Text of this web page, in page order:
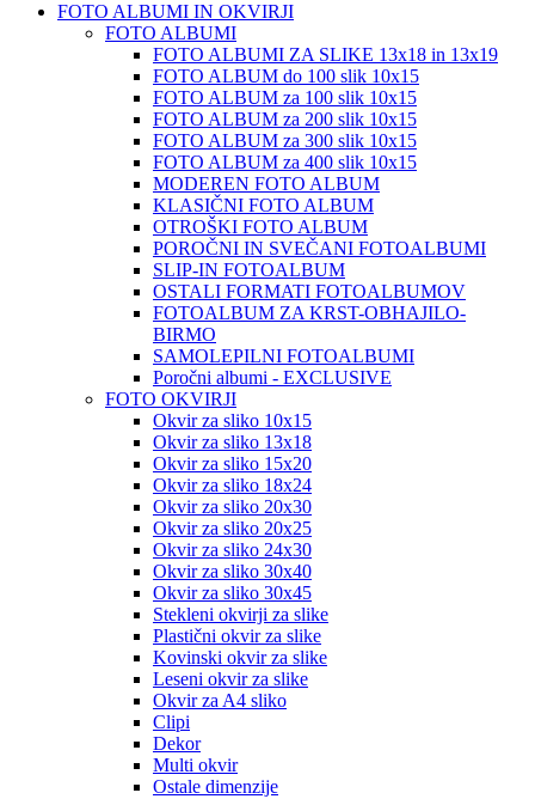
FOTO ALBUMI IN OKVIRJI
FOTO ALBUMI
FOTO ALBUMI ZA SLIKE 13x18 in 13x19
FOTO ALBUM do 100 slik 10x15
FOTO ALBUM za 100 slik 10x15
FOTO ALBUM za 200 slik 10x15
FOTO ALBUM za 300 slik 10x15
FOTO ALBUM za 400 slik 10x15
MODEREN FOTO ALBUM
KLASIČNI FOTO ALBUM
OTROŠKI FOTO ALBUM
POROČNI IN SVEČANI FOTOALBUMI
SLIP-IN FOTOALBUM
OSTALI FORMATI FOTOALBUMOV
FOTOALBUM ZA KRST-OBHAJILO-
BIRMO
SAMOLEPILNI FOTOALBUMI
Poročni albumi - EXCLUSIVE
FOTO OKVIRJI
Okvir za sliko 10x15
Okvir za sliko 13x18
Okvir za sliko 15x20
Okvir za sliko 18x24
Okvir za sliko 20x30
Okvir za sliko 20x25
Okvir za sliko 24x30
Okvir za sliko 30x40
Okvir za sliko 30x45
Stekleni okvirji za slike
Plastični okvir za slike
Kovinski okvir za slike
Leseni okvir za slike
Okvir za A4 sliko
Clipi
Dekor
Multi okvir
Ostale dimenzije